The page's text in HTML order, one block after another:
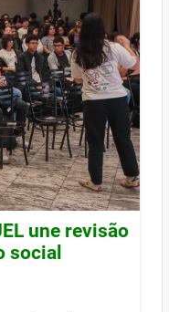
une revisão
social